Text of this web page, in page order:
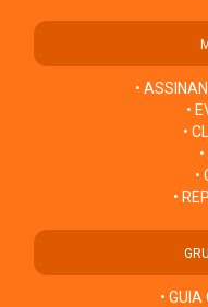
•
•
•
•
•
•